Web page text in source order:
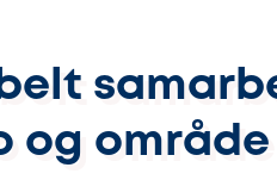
og område